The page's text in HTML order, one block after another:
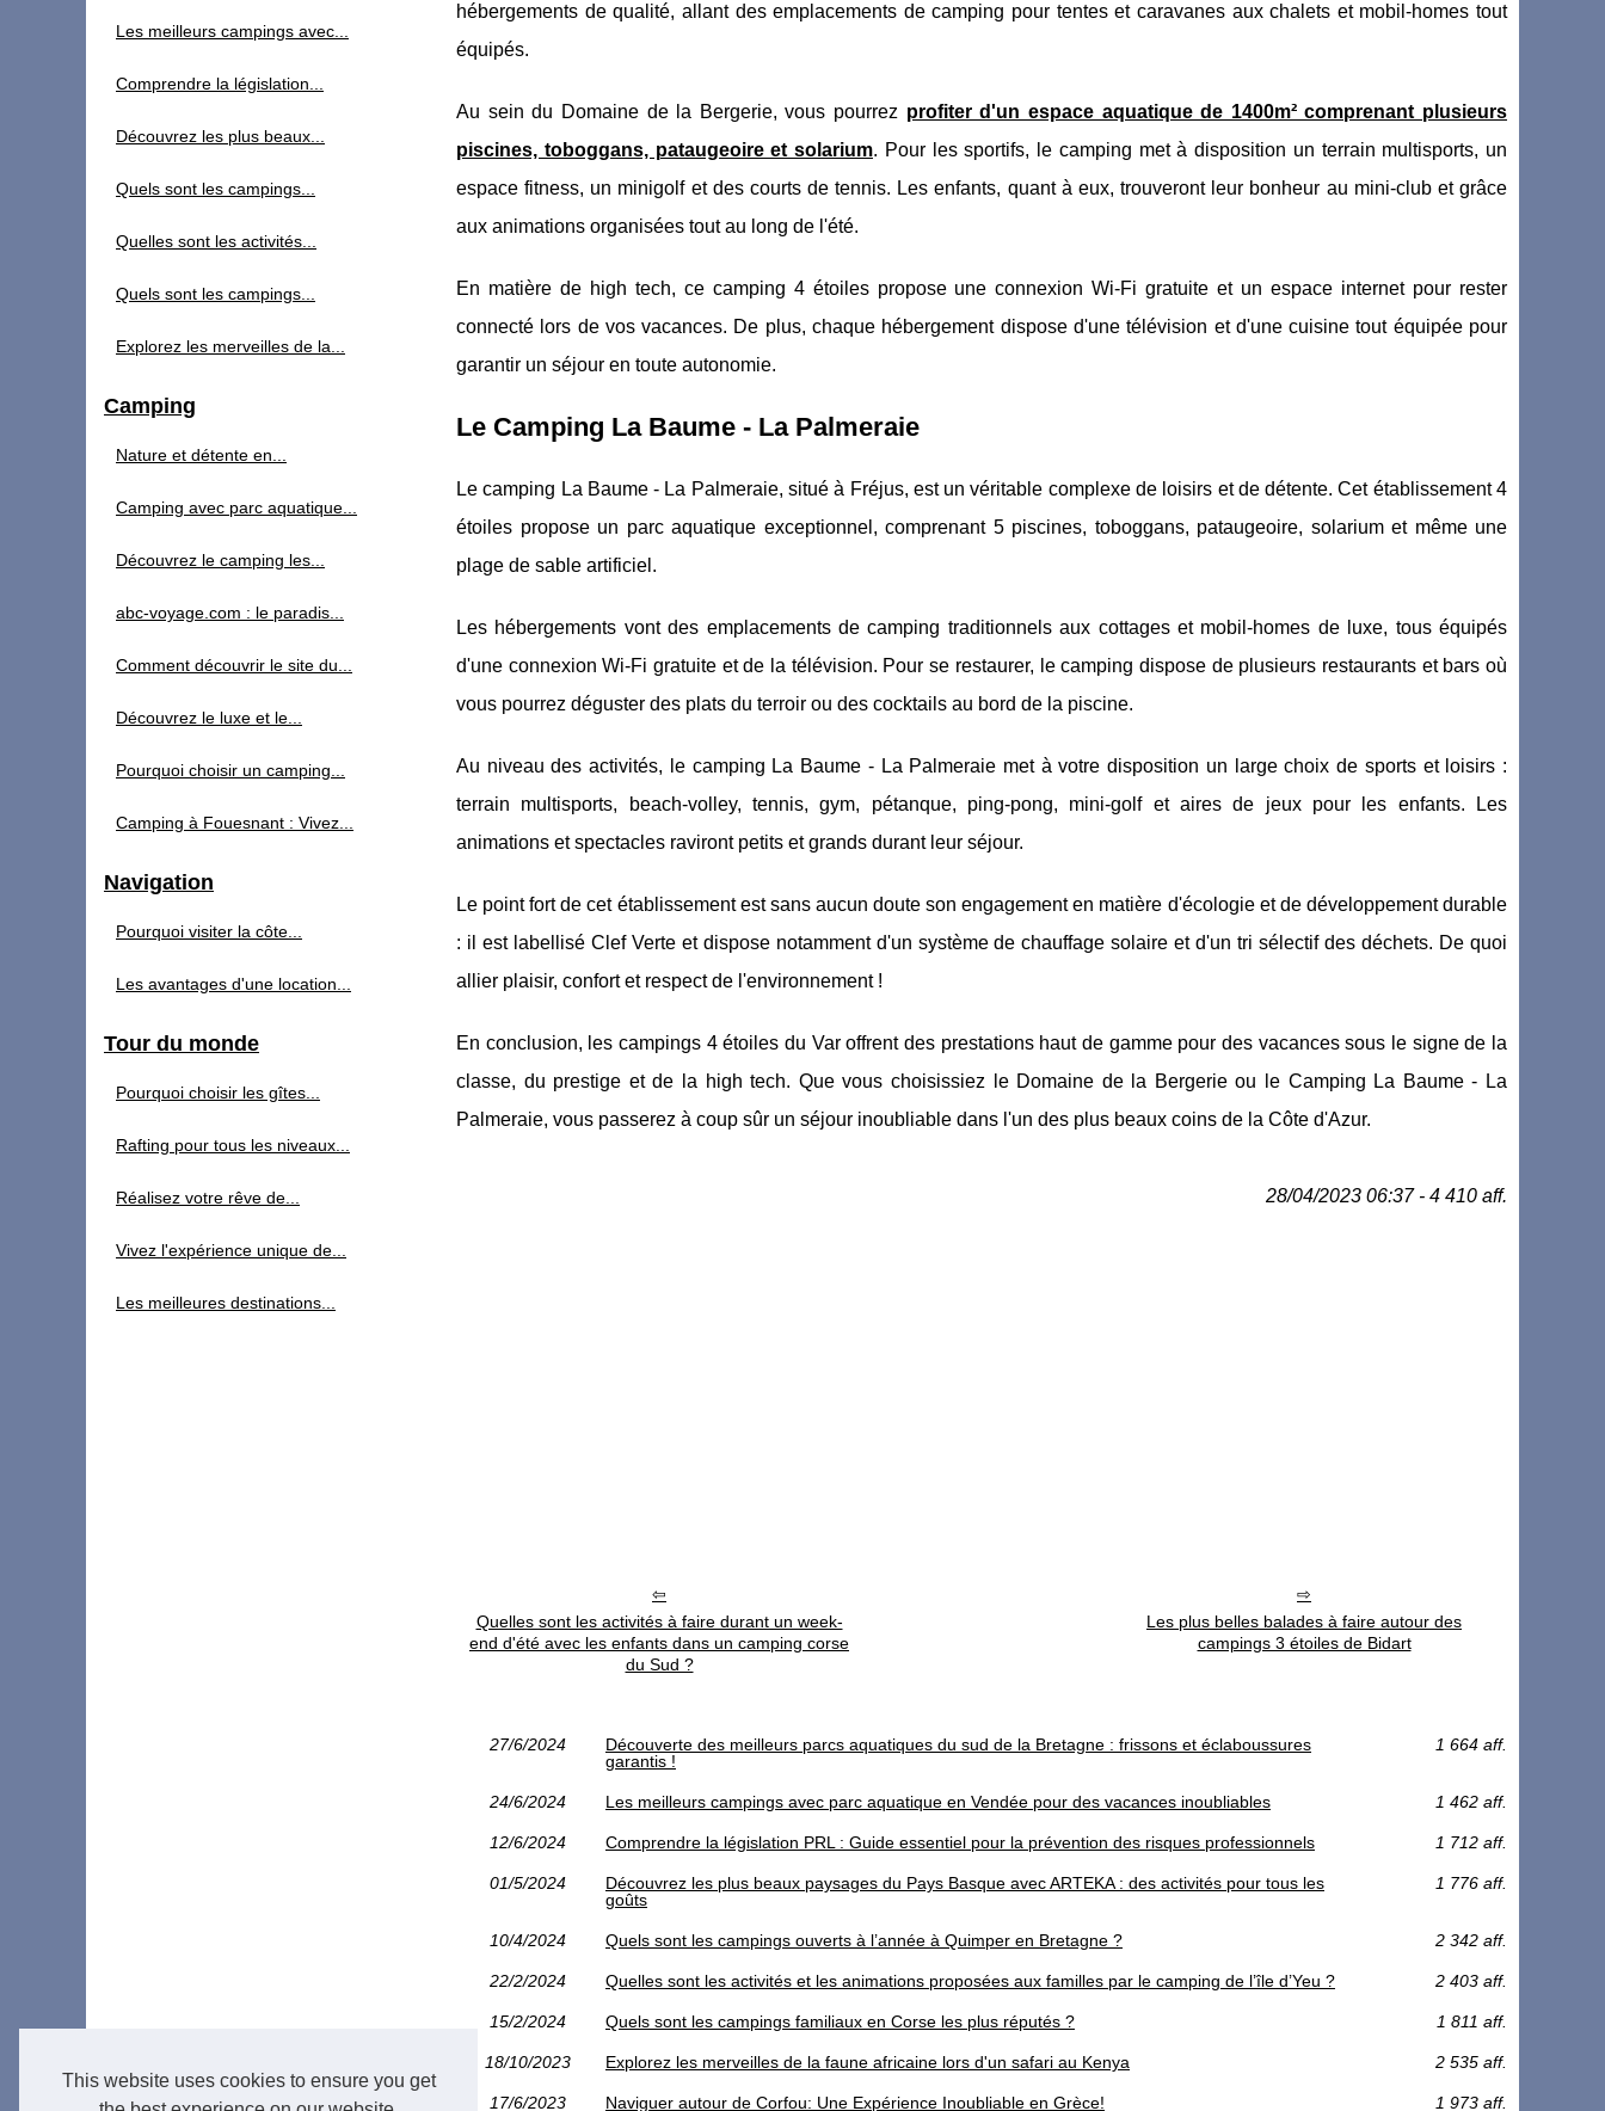
This website uses cookies to ensure you get
hébergements de qualité, allant des emplacements de camping pour tentes et caravanes aux chalets et mobil-homes tout
équipés.
Au sein du Domaine de la Bergerie, vous pourrez profiter d'un espace aquatique de 1400m² comprenant plusieurs
piscines, toboggans, pataugeoire et solarium. Pour les sportifs, le camping met à disposition un terrain multisports, un
espace fitness, un minigolf et des courts de tennis. Les enfants, quant à eux, trouveront leur bonheur au mini-club et grâce
aux animations organisées tout au long de l'été.
En matière de high tech, ce camping 4 étoiles propose une connexion Wi-Fi gratuite et un espace internet pour rester
connecté lors de vos vacances. De plus, chaque hébergement dispose d'une télévision et d'une cuisine tout équipée pour
garantir un séjour en toute autonomie.
Le Camping La Baume - La Palmeraie
Le camping La Baume - La Palmeraie, situé à Fréjus, est un véritable complexe de loisirs et de détente. Cet établissement 4
étoiles propose un parc aquatique exceptionnel, comprenant 5 piscines, toboggans, pataugeoire, solarium et même une
plage de sable artificiel.
Les hébergements vont des emplacements de camping traditionnels aux cottages et mobil-homes de luxe, tous équipés
d'une connexion Wi-Fi gratuite et de la télévision. Pour se restaurer, le camping dispose de plusieurs restaurants et bars où
vous pourrez déguster des plats du terroir ou des cocktails au bord de la piscine.
Au niveau des activités, le camping La Baume - La Palmeraie met à votre disposition un large choix de sports et loisirs :
terrain multisports, beach-volley, tennis, gym, pétanque, ping-pong, mini-golf et aires de jeux pour les enfants. Les
animations et spectacles raviront petits et grands durant leur séjour.
Le point fort de cet établissement est sans aucun doute son engagement en matière d'écologie et de développement durable
: il est labellisé Clef Verte et dispose notamment d'un système de chauffage solaire et d'un tri sélectif des déchets. De quoi
allier plaisir, confort et respect de l'environnement !
En conclusion, les campings 4 étoiles du Var offrent des prestations haut de gamme pour des vacances sous le signe de la
classe, du prestige et de la high tech. Que vous choisissiez le Domaine de la Bergerie ou le Camping La Baume - La
Palmeraie, vous passerez à coup sûr un séjour inoubliable dans l'un des plus beaux coins de la Côte d'Azur.
28/04/2023 06:37 - 4 410 aff.
Quelles sont les activités à faire durant un week-
end d'été avec les enfants dans un camping corse
du Sud ?
Les plus belles balades à faire autour des
campings 3 étoiles de Bidart
27/6/2024
Découverte des meilleurs parcs aquatiques du sud de la Bretagne : frissons et éclaboussures
garantis !
1 664 aff.
24/6/2024 Les meilleurs campings avec parc aquatique en Vendée pour des vacances inoubliables 1 462 aff.
12/6/2024 Comprendre la législation PRL : Guide essentiel pour la prévention des risques professionnels 1 712 aff.
01/5/2024
Découvrez les plus beaux paysages du Pays Basque avec ARTEKA : des activités pour tous les
goûts
1 776 aff.
10/4/2024 Quels sont les campings ouverts à l’année à Quimper en Bretagne ? 2 342 aff.
22/2/2024 Quelles sont les activités et les animations proposées aux familles par le camping de l’île d’Yeu ? 2 403 aff.
15/2/2024 Quels sont les campings familiaux en Corse les plus réputés ? 1 811 aff.
18/10/2023 Explorez les merveilles de la faune africaine lors d'un safari au Kenya 2 535 aff.
17/6/2023 Naviguer autour de Corfou: Une Expérience Inoubliable en Grèce! 1 973 aff.
Les meilleurs campings avec...
Comprendre la législation...
Découvrez les plus beaux...
Quels sont les campings...
Quelles sont les activités...
Quels sont les campings...
Explorez les merveilles de la...
Camping
Nature et détente en...
Camping avec parc aquatique...
Découvrez le camping les...
abc-voyage.com : le paradis...
Comment découvrir le site du...
Découvrez le luxe et le...
Pourquoi choisir un camping...
Camping à Fouesnant : Vivez...
Navigation
Pourquoi visiter la côte...
Les avantages d'une location...
Tour du monde
Pourquoi choisir les gîtes...
Rafting pour tous les niveaux...
Réalisez votre rêve de...
Vivez l'expérience unique de...
Les meilleures destinations...